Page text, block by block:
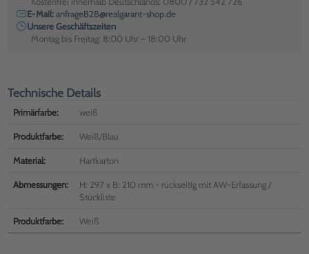
E-Mail:anfrageB2B@realgarant-shop.de
Unsere Geschäftszeiten
Montag bis Freitag: 8:00 Uhr – 18:00 Uhr
Technische Details
Primärfarbe: weiß
Produktfarbe: Weiß/Blau
Material: Hartkarton
Abmessungen:
H: 297 x B: 210 mm - rückseitig mit AW-Erfassung /
Stückliste
Produktfarbe: Weiß